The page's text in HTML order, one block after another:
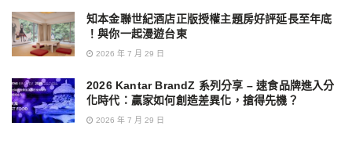
知本金聯世紀酒店正版授權主題房好評延長至年底
！與你一起漫遊台東
2026 年 7 月 29 日
2026 Kantar BrandZ 系列分享 – 速食品牌進入分
化時代：贏家如何創造差異化，搶得先機？
2026 年 7 月 29 日